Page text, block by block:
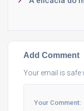
Add Comment
Your email is safe